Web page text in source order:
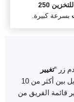
الأقصى للتخزين 250
بسرعة كبيرة.
زر “تغيير
” على أي قسم. يسمح لك ذك بالتبديل بين أكثر من 10
قائمة الفريق من